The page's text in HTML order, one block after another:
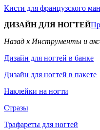
Кисти для французского
ДИЗАЙН ДЛЯ НОГТЕЙ
Назад к Инструменты и
Дизайн для ногтей в банке
Дизайн для ногтей в пакете
Наклейки на ногти
Стразы
Трафареты для ногтей